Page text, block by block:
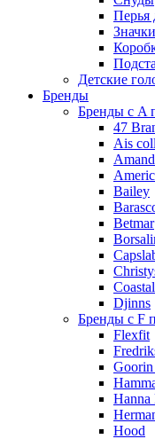
Перья
Значки
Детские
Бренды
Бренды с A
47
Ais
Bailey
Betmar
Coastal
Djinns
Бренды с F
Flexfit
Hanna
Hood